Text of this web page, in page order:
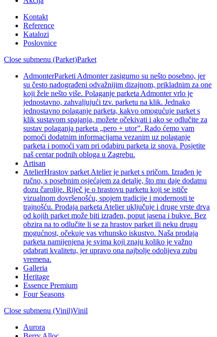
Kontakt
Reference
Katalozi
Poslovnice
Close submenu (Parket)Parket
AdmonterParketi Admonter zasigurno su nešto posebno, jer
su često nadograđeni odvažnijim dizajnom, prikladnim za one
koji žele nešto više. Polaganje parketa Admonter vrlo je
jednostavno, zahvaljujući tzv. parketu na klik. Jednako
jednostavno polaganje parketa, kakvo omogućuje parket s
klik sustavom spajanja, možete očekivati i ako se odlučite za
sustav polaganja parketa „pero + utor”. Rado ćemo vam
pomoći dodatnim informacijama vezanim uz polaganje
parketa i pomoći vam pri odabiru parketa iz snova. Posjetite
naš centar podnih obloga u Zagrebu.
Artisan
AtelierHrastov parket Atelier je parket s pričom. Izrađen je
ručno, s posebnim osjećajem za detalje, što mu daje dodatnu
dozu čarolije. Riječ je o hrastovu parketu koji se ističe
vizualnom dovršenošću, spojem tradicije i modernosti te
trajnošću. Prodaja parketa Atelier uključuje i druge vrste drva
od kojih parket može biti izrađen, poput jasena i bukve. Bez
obzira na to odlučite li se za hrastov parket ili neku drugu
mogućnost, očekuje vas vrhunsko iskustvo. Naša prodaja
parketa namijenjena je svima koji znaju koliko je važno
odabrati kvalitetu, jer upravo ona najbolje odolijeva zubu
vremena.
Galleria
Heritage
Essence Premium
Four Seasons
Close submenu (Vinil)Vinil
Aurora